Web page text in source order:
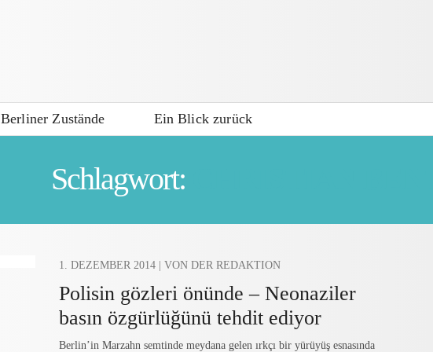
Berliner Zustände Ein Blick zurück
Schlagwort:
1. DEZEMBER 2014 | VON DER REDAKTION
Polisin gözleri önünde – Neonaziler
basın özgürlüğünü tehdit ediyor
Berlin’in Marzahn semtinde meydana gelen ırkçı bir yürüyüş esnasında